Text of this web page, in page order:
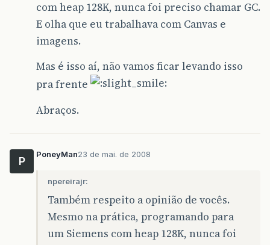
com heap 128K, nunca foi preciso chamar GC.
E olha que eu trabalhava com Canvas e
imagens.
Mas é isso aí, não vamos ficar levando isso
pra frente
Abraços.
P
PoneyMan23 de mai. de 2008
npereirajr:
Também respeito a opinião de vocês.
Mesmo na prática, programando para
um Siemens com heap 128K, nunca foi